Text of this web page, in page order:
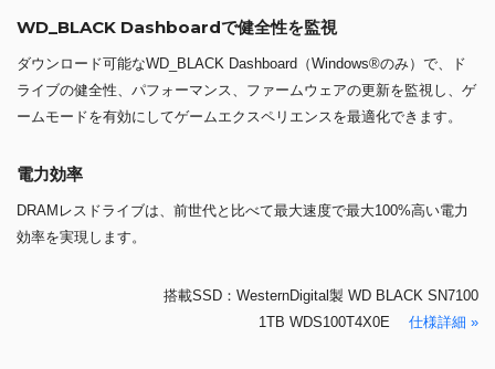
WD_BLACK Dashboardで健全性を監視
ダウンロード可能なWD_BLACK Dashboard（Windows®のみ）で、ド
ライブの健全性、パフォーマンス、ファームウェアの更新を監視し、ゲ
ームモードを有効にしてゲームエクスペリエンスを最適化できます。
電力効率
DRAMレスドライブは、前世代と比べて最大速度で最大100%高い電力
効率を実現します。
搭載SSD：WesternDigital製 WD BLACK SN7100
1TB WDS100T4X0E 仕様詳細 »